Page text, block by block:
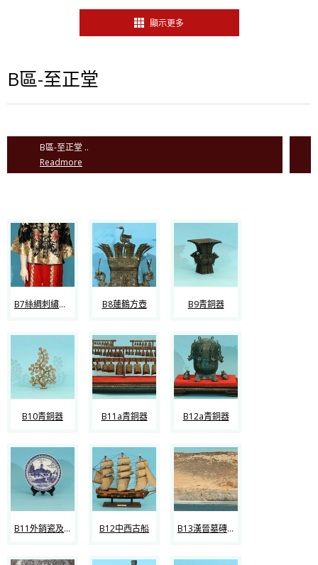
顯示更多
B區-至正堂
B區-至正堂 ..
Readmore
B7絲綢刺繡及歷代服裝 B8蓮鶴方壺 B9青銅器
B10青銅器 B11a青銅器 B12a青銅器
B11外銷瓷及民國紙幣 B12中西古船 B13漢晉墓磚 聖保祿學院地磚